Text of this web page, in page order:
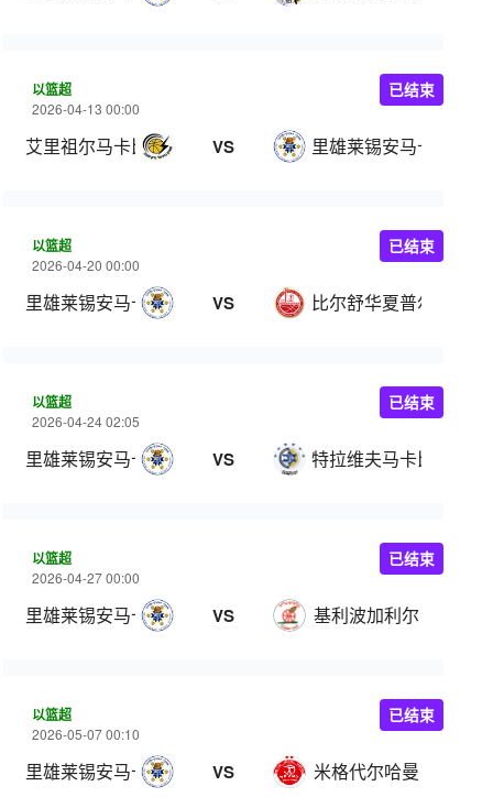
以篮超
2026-04-13 00:00
艾里祖尔马卡比 VS 里雄莱锡安马卡比
已结束
以篮超
2026-04-20 00:00
里雄莱锡安马卡比 VS 比尔舒华夏普尔
已结束
以篮超
2026-04-24 02:05
里雄莱锡安马卡比 VS 特拉维夫马卡比
已结束
以篮超
2026-04-27 00:00
里雄莱锡安马卡比 VS 基利波加利尔
已结束
以篮超
2026-05-07 00:10
里雄莱锡安马卡比 VS 米格代尔哈曼
已结束